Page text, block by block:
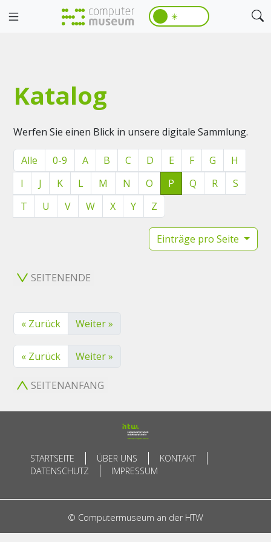
☀️
Katalog
Werfen Sie einen Blick in unsere digitale Sammlung.
Alle 0-9 A B C D E F G
H
I
J K L M N O P Q R
S
T
U V W X Y Z
Einträge pro Seite
SEITENENDE
« Zurück Weiter »
« Zurück Weiter »
SEITENANFANG
STARTSEITE ÜBER UNS
KONTAKT
DATENSCHUTZ
IMPRESSUM
© Computermuseum an der HTW